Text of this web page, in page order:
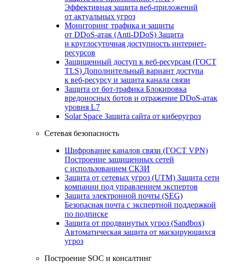
Эффективная защита веб-приложений
от актуальных угроз
Мониторинг трафика и защиты
от DDoS‑атак (Anti‑DDoS) Защита
и круглосуточная доступность интернет-
ресурсов
Защищенный доступ к веб-ресурсам (ГОСТ
TLS) Дополнительный вариант доступа
к веб‑ресурсу и защита канала связи
Защита от бот‑трафика Блокировка
вредоносных ботов и отражение DDoS‑атак
уровня L7
Solar Space Защита сайта от киберугроз
Сетевая безопасность
Шифрование каналов связи (ГОСТ VPN)
Построение защищенных сетей
с использованием СКЗИ
Защита от сетевых угроз (UTM) Защита сети
компании под управлением экспертов
Защита электронной почты (SEG)
Безопасная почта с экспертной поддержкой
по подписке
Защита от продвинутых угроз (Sandbox)
Автоматическая защита от маскирующихся
угроз
Построение SOC и консалтинг